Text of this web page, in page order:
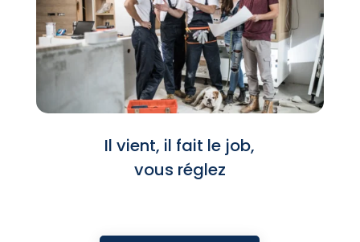
Il vient, il fait le job,
vous réglez